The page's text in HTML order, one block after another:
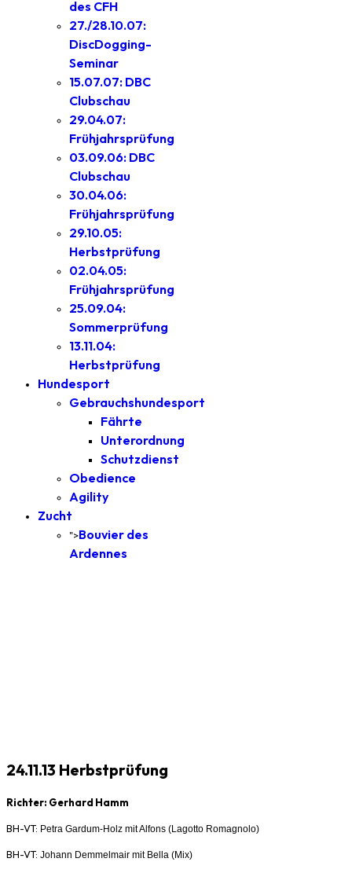
des CFH
27./28.10.07:
DiscDogging-
Seminar
15.07.07: DBC
Clubschau
29.04.07:
Frühjahrsprüfung
03.09.06: DBC
Clubschau
30.04.06:
Frühjahrsprüfung
29.10.05:
Herbstprüfung
02.04.05:
Frühjahrsprüfung
25.09.04:
Sommerprüfung
13.11.04:
Herbstprüfung
Hundesport
Gebrauchshundesport
Fährte
Unterordnung
Schutzdienst
Obedience
Agility
Zucht
">Bouvier des
Ardennes
24.11.13 Herbstprüfung
Richter: Gerhard Hamm
BH-VT: Petra Gardum-Holz mit Alfons (Lagotto Romagnolo)
BH-VT: Johann Demmelmair mit Bella (Mix)